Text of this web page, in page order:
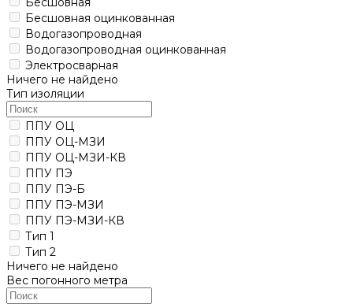
Бесшовная оцинкованная
Водогазопроводная
Водогазопроводная оцинкованная
Электросварная
Ничего не найдено
Тип изоляции
ППУ ОЦ
ППУ ОЦ-МЗИ
ППУ ОЦ-МЗИ-КВ
ППУ ПЭ
ППУ ПЭ-Б
ППУ ПЭ-МЗИ
ППУ ПЭ-МЗИ-КВ
Тип 1
Тип 2
Ничего не найдено
Вес погонного метра